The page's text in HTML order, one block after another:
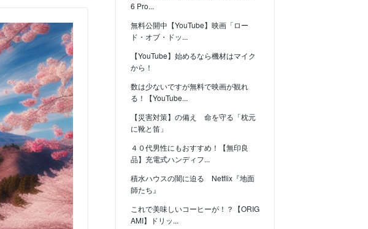
6 Pro...
無料公開中【YouTube】映画「ロー
ド・オブ・ドッ...
【YouTube】始めるなら機材はマイク
から！
数は少ないですが無料で映画が観れ
る！【YouTube...
【災害対策】の備え 命を守る「枕元
に靴と笛」
４０代男性にもおすすめ！【無印良
品】充電式ハンディフ...
積水ハウスの闇に迫る Netflix『地面
師たち』
これで美味しいコーヒーが！？【ORIG
AMI】ドリッ...